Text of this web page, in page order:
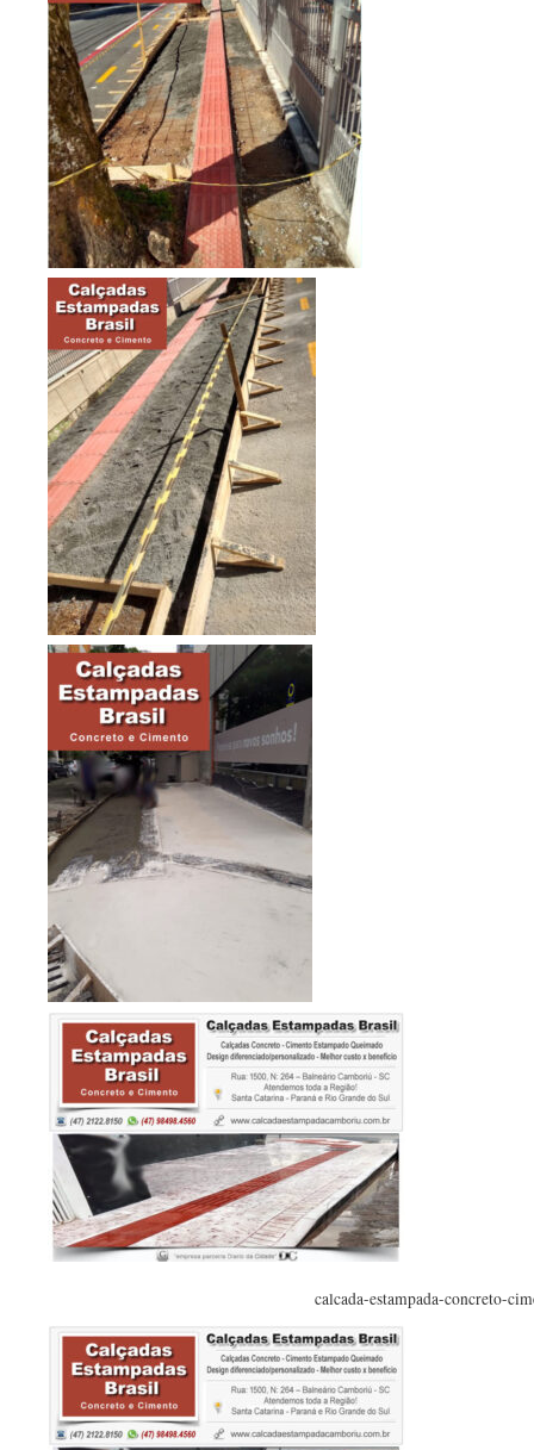
calcada-estampada-concreto-